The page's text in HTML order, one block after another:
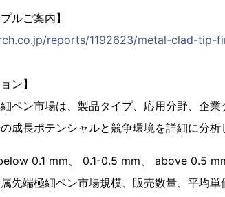
ルご案内】
reports/1192623/metal-clad-tip-
ン】
ペン市場は、製品タイプ、応用分野、企
成長ポテンシャルと競争環境を詳細に分析
0.1 mm、 0.1-0.5 mm、 above 0.5
先端極細ペン市場規模、販売数量、平均